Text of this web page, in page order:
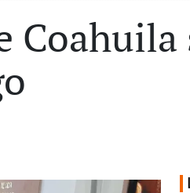
Coahuila